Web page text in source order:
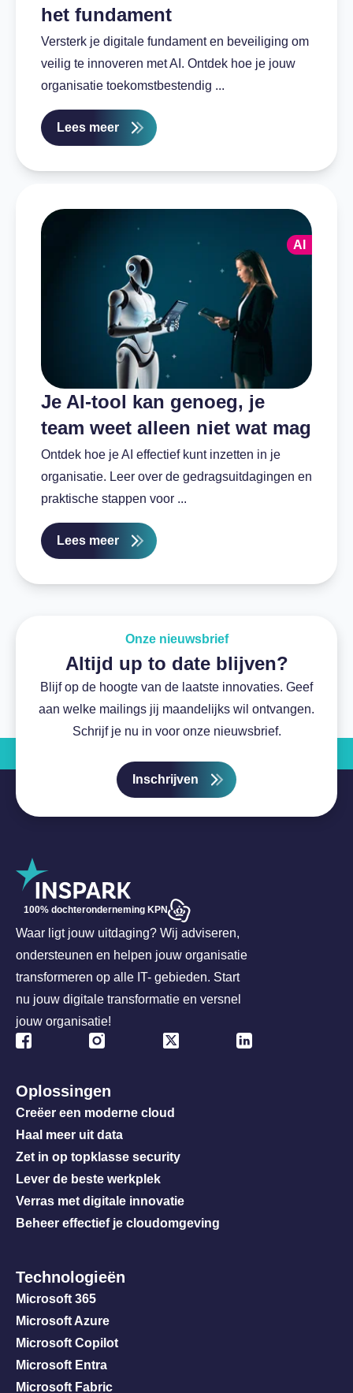
het fundament
Versterk je digitale fundament en beveiliging om
veilig te innoveren met AI. Ontdek hoe je jouw
organisatie toekomstbestendig ...
Lees meer
Je AI-tool kan genoeg, je
team weet alleen niet wat mag
Ontdek hoe je AI effectief kunt inzetten in je
organisatie. Leer over de gedragsuitdagingen en
praktische stappen voor ...
Lees meer
AI
Onze nieuwsbrief
Altijd up to date blijven?
Blijf op de hoogte van de laatste innovaties. Geef
aan welke mailings jij maandelijks wil ontvangen.
Schrijf je nu in voor onze nieuwsbrief.
Inschrijven
100% dochteronderneming KPN
Waar ligt jouw uitdaging? Wij adviseren,
ondersteunen en helpen jouw organisatie
transformeren op alle IT- gebieden. Start
nu jouw digitale transformatie en versnel
jouw organisatie!
Oplossingen
Creëer een moderne cloud
Haal meer uit data
Zet in op topklasse security
Lever de beste werkplek
Verras met digitale innovatie
Beheer effectief je cloudomgeving
Technologieën
Microsoft 365
Microsoft Azure
Microsoft Copilot
Microsoft Entra
Microsoft Fabric